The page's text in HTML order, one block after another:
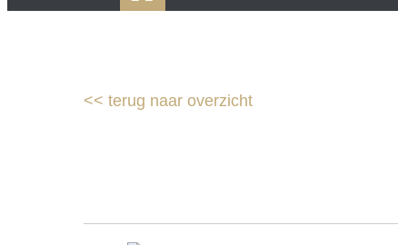
<< terug naar overzicht